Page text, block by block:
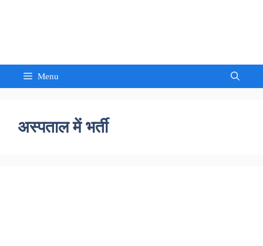
Menu
अस्पताल में भर्ती